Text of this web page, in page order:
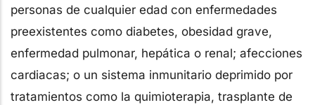
personas de cualquier edad con enfermedades
preexistentes como diabetes, obesidad grave,
enfermedad pulmonar, hepática o renal; afecciones
cardiacas; o un sistema inmunitario deprimido por
tratamientos como la quimioterapia, trasplante de